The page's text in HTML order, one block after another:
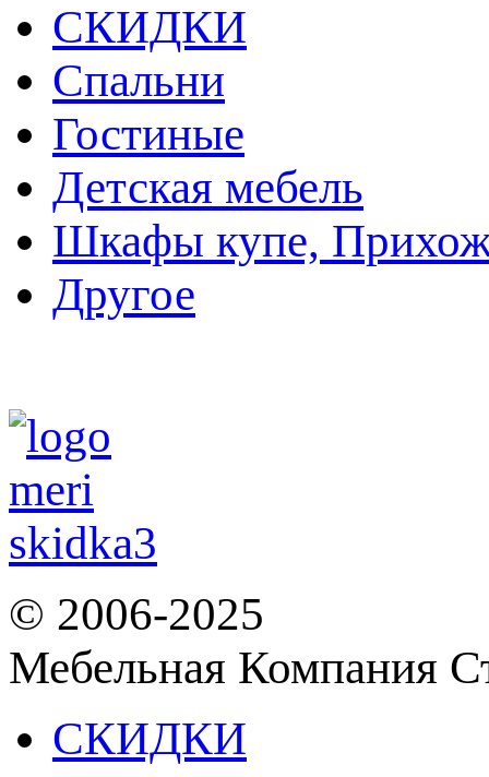
СКИДКИ
Спальни
Гостиные
Детская мебель
Шкафы купе,
Другое
© 2006-2025
Мебельная Компания
СКИДКИ